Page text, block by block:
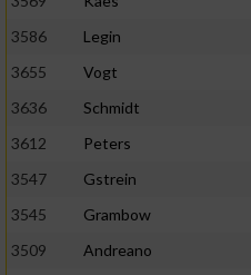
3586
Legin
3655
Vogt
3636
Schmidt
3612
Peters
3547
Gstrein
3545
Grambow
3509
Andreano